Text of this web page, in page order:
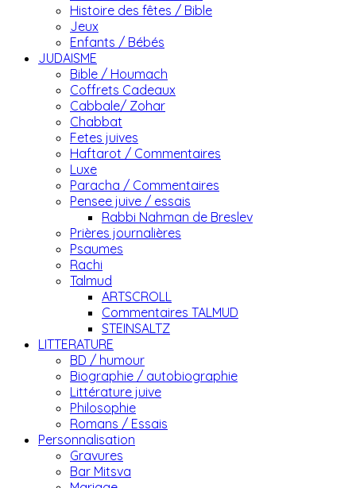
Histoire des fêtes / Bible
Jeux
Enfants / Bébés
JUDAISME
Bible / Houmach
Coffrets Cadeaux
Cabbale/ Zohar
Chabbat
Fetes juives
Haftarot / Commentaires
Luxe
Paracha / Commentaires
Pensee juive / essais
Rabbi Nahman de Breslev
Prières journalières
Psaumes
Rachi
Talmud
ARTSCROLL
Commentaires TALMUD
STEINSALTZ
LITTERATURE
BD / humour
Biographie / autobiographie
Littérature juive
Philosophie
Romans / Essais
Personnalisation
Gravures
Bar Mitsva